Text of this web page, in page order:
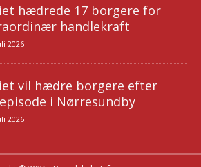
hædrede 17 borgere for
handlekraft
2026
vil hædre borgere efter
i Nørresundby
2026